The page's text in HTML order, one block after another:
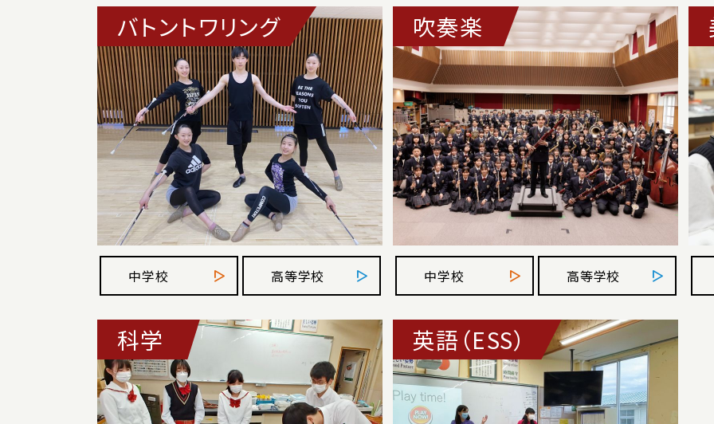
バトントワリング
中学校 高等学校
吹奏楽
中学校 高等学校
科学 英語（ESS）